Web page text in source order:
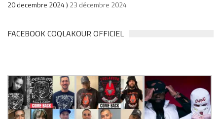
20 decembre 2024 ) 23 décembre 2024
FACEBOOK COQLAKOUR OFFICIEL